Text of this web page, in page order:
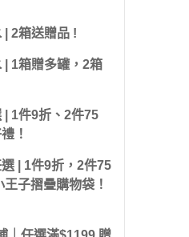
沛樂
| 2箱送贈品 !
| 1箱贈多罐，2箱
| 1件9折、2件75
！
| 1件9折，2件75
子摺疊購物袋！